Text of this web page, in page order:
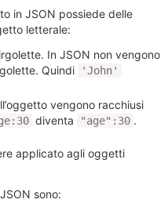
in JSON possiede delle
letterale:
In JSON non vengono
Quindi
'John'
vengono racchiusi
diventa "age":30 .
applicato agli oggetti
sono: